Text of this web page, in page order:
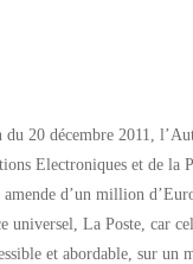
du 20 décembre 2011,
Electroniques et de la
amende d’un million
universel, La Poste, car
et abordable, sur un